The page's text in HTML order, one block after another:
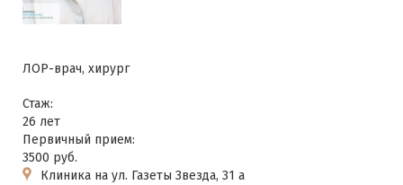
ЛОР-врач, хирург
Стаж:
26 лет
Первичный прием:
3500 руб.
Клиника на ул. Газеты Звезда, 31 а